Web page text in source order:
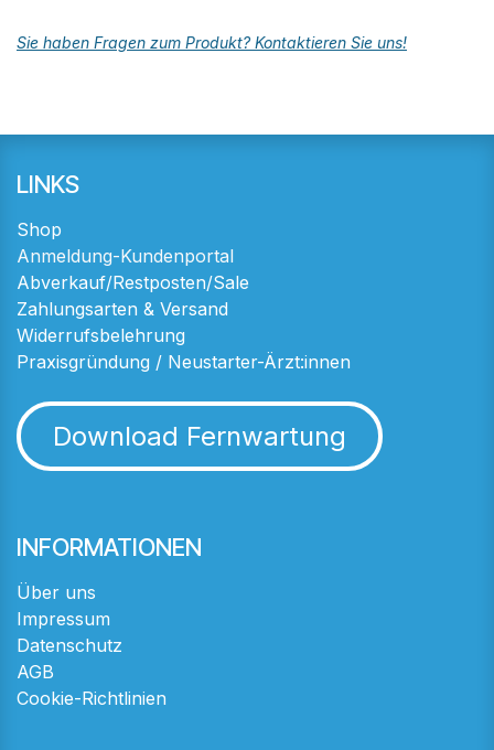
Sie haben Fragen zum Produkt? Kontaktieren Sie uns!
LINKS
Shop
Anmeldung-Kundenportal
Abverkauf/Restposten/Sale
Zahlungsarten & Versand
Widerrufsbelehrung
Praxisgründung / Neustarter-Ärzt:innen
Download Fernwartung
INFORMATIONEN
Über uns
Impressum
Datenschutz
AGB
Cookie-Richtlinien